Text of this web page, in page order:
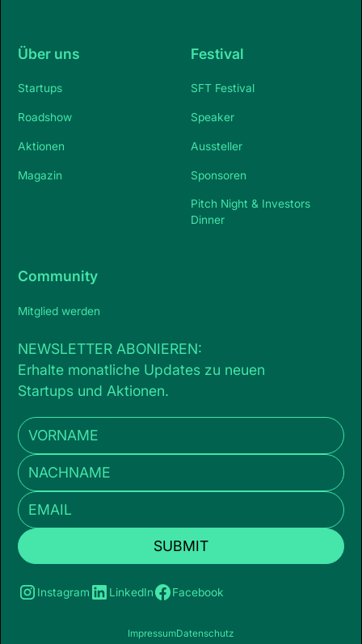
Über uns
Startups
Roadshow
Aktionen
Magazin
Festival
SFT Festival
Speaker
Aussteller
Sponsoren
Pitch Night & Investors
Dinner
Community
Mitglied werden
NEWSLETTER ABONIEREN:
Erhalte monatliche Updates zu neuen
Startups und Aktionen.
Instagram LinkedIn Facebook
ImpressumDatenschutz